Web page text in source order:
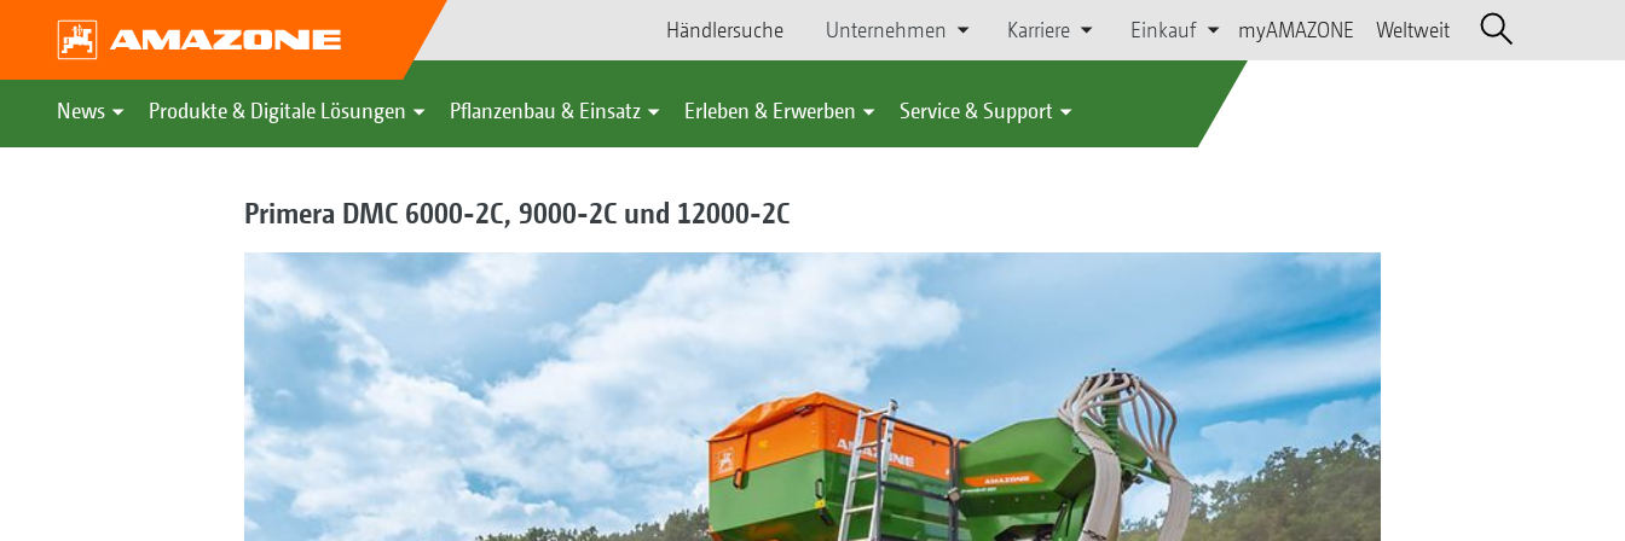
Händlersuche Unternehmen Karriere Einkauf myAMAZONE Weltweit
News Produkte & Digitale Lösungen Pflanzenbau & Einsatz Erleben & Erwerben Service & Support
Primera DMC 6000-2C, 9000-2C und 12000-2C